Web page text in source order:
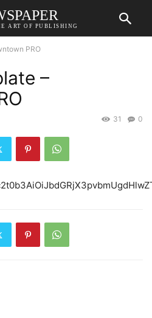
ART OF PUBLISHING
PRO
–
0
31